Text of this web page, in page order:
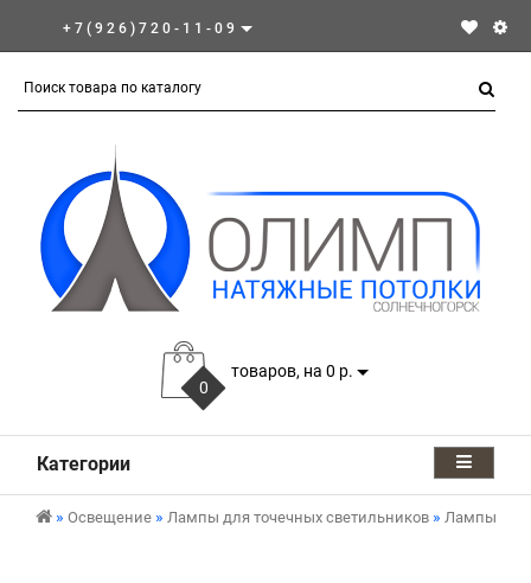
+7(926)720-11-09
0
товаров, на 0 р.
Категории
Освещение Лампы для точечных светильников Лампы